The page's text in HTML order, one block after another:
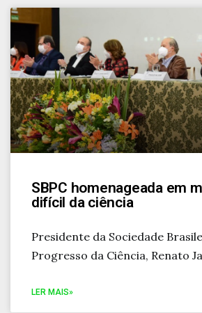
SBPC homenageada em
difícil da ciência
Presidente da Sociedade
Progresso da Ciência, Renato
LER MAIS»